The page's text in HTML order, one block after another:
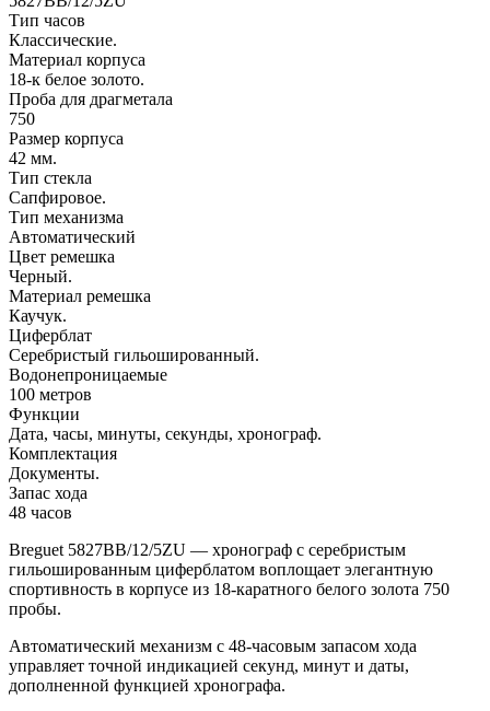
Тип часов
Классические.
Материал корпуса
18-к белое золото.
Проба для драгметала
750
Размер корпуса
42 мм.
Тип стекла
Сапфировое.
Тип механизма
Автоматический
Цвет ремешка
Черный.
Материал ремешка
Каучук.
Циферблат
Серебристый гильошированный.
Водонепроницаемые
100 метров
Функции
Дата, часы, минуты, секунды, хронограф.
Комплектация
Документы.
Запас хода
48 часов
Breguet 5827BB/12/5ZU — хронограф с серебристым
гильошированным циферблатом воплощает элегантную
спортивность в корпусе из 18-каратного белого золота 750
пробы.
Автоматический механизм с 48-часовым запасом хода
управляет точной индикацией секунд, минут и даты,
дополненной функцией хронографа.